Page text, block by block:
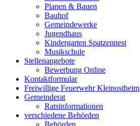
Planen & Bauen
Bauhof
Gemeindewerke
Jugendhaus
Kindergarten Spatzennest
Musikschule
Stellenangebote
Bewerbung Online
Kontaktformular
Freiwillige Feuerwehr Kleinostheim
Gemeinderat
Ratsinformationen
verschiedene Behörden
Behörden